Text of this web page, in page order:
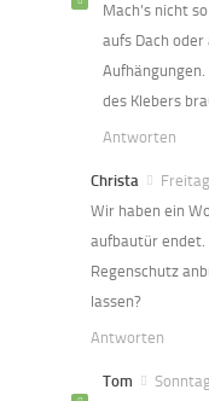
Mach’s nicht
aufs Dach
des Klebers
Antworten
Christa
Wir haben ein
aufbautür endet.
Regenschutz
lassen?
Antworten
Tom